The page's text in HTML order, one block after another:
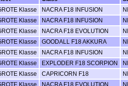
Klasse NACRA F18 INFUSION
Klasse NACRA F18 INFUSION
Klasse NACRA F18 EVOLUTION
Klasse GOODALL F18 AKKURA
Klasse NACRA F18 INFUSION
Klasse EXPLODER F18 SCORPION
Klasse CAPRICORN F18
Klasse NACRA F18 EVOLUTION